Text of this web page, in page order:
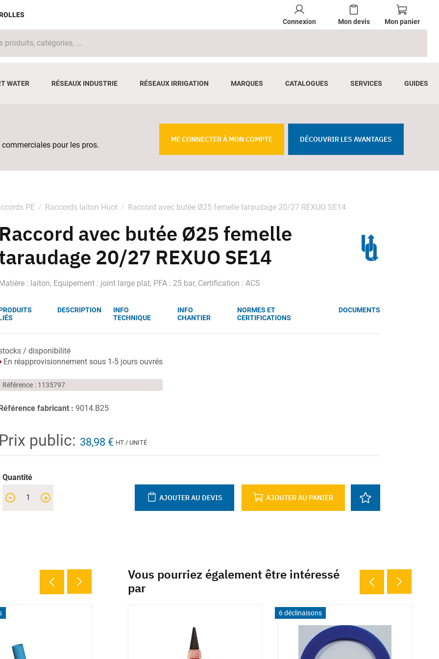
Connexion Mon devis Mon panier
WATER RÉSEAUX INDUSTRIE RÉSEAUX IRRIGATION MARQUES CATALOGUES SERVICES GUIDES
pour les pros.
ME CONNECTER À MON COMPTE DÉCOUVRIR LES AVANTAGES
PE Raccords laiton Huot Raccord avec butée Ø25 femelle taraudage 20/27 REXUO SE14
Raccord avec butée Ø25 femelle
20/27 REXUO SE14
: laiton, Equipement : joint large plat, PFA : 25 bar, Certification : ACS
DESCRIPTION
INFO
TECHNIQUE
INFO
CHANTIER
NORMES ET
CERTIFICATIONS
DOCUMENTS
/ disponibilité
En réapprovisionnement sous 1-5 jours ouvrés
Référence 1135797
fabricant : 9014.B25
Prix public: 38,98 € HT / UNITÉ
Quantité
+
- AJOUTER AU PANIER
AJOUTER AU DEVIS
Vous pourriez également être intéressé
par
6 déclinaisons